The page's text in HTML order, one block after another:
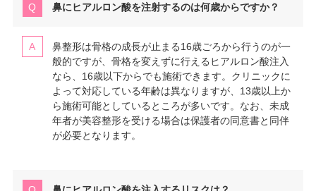
鼻にヒアルロン酸を注射するのは何歳からですか？
鼻整形は骨格の成長が止まる16歳ごろから行うのが一
般的ですが、骨格を変えずに行えるヒアルロン酸注入
なら、16歳以下からでも施術できます。クリニックに
よって対応している年齢は異なりますが、13歳以上か
ら施術可能としているところが多いです。なお、未成
年者が美容整形を受ける場合は保護者の同意書と同伴
が必要となります。